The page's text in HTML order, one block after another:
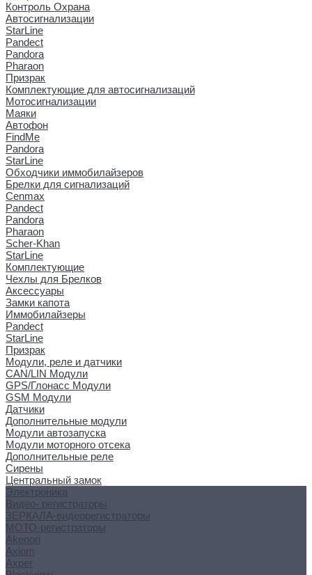
Контроль Охрана
Автосигнализации
StarLine
Pandect
Pandora
Pharaon
Призрак
Комплектующие для автосигнализаций
Мотосигнализации
Маяки
Автофон
FindMe
Pandora
StarLine
Обходчики иммобилайзеров
Брелки для сигнализаций
Cenmax
Pandect
Pandora
Pharaon
Scher-Khan
StarLine
Комплектующие
Чехлы для Брелков
Аксессуары
Замки капота
Иммобилайзеры
Pandect
StarLine
Призрак
Модули, реле и датчики
CAN/LIN Модули
GPS/Глонасс Модули
GSM Модули
Датчики
Дополнительные модули
Модули автозапуска
Модули моторного отсека
Дополнительные реле
Сирены
Центральный замок
Электроника
Видео- регистраторы
ЗЕРКАЛА-видеорегистраторы
МОТО-регистраторы
Akenori
Axiom
Axper